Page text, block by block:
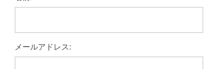
メールアドレス: